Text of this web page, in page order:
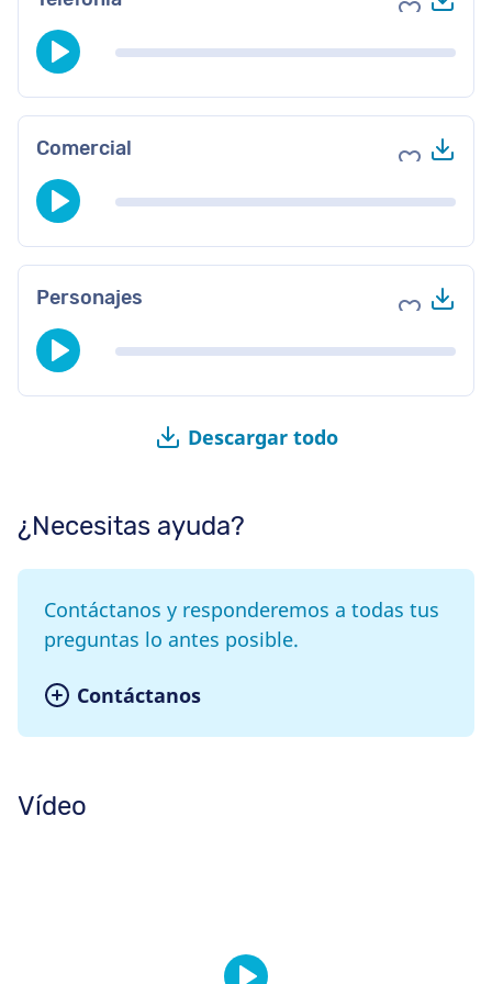
Agregar
Comercial Agregar
Personajes Agregar
Descargar todo
¿Necesitas ayuda?
Contáctanos y responderemos a todas tus
preguntas lo antes posible.
Contáctanos
Vídeo